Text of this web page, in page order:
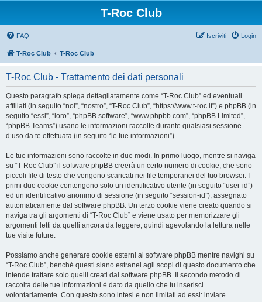
T-Roc Club
FAQ Login
Iscriviti
T-Roc Club T-Roc Club
T-Roc Club - Trattamento dei dati personali
Questo paragrafo spiega dettagliatamente come “T-Roc Club” ed eventuali
affiliati (in seguito “noi”, “nostro”, “T-Roc Club”, “https://www.t-roc.it”) e phpBB (in
seguito “essi”, “loro”, “phpBB software”, “www.phpbb.com”, “phpBB Limited”,
“phpBB Teams”) usano le informazioni raccolte durante qualsiasi sessione
d’uso da te effettuata (in seguito “le tue informazioni”).
Le tue informazioni sono raccolte in due modi. In primo luogo, mentre si naviga
su “T-Roc Club” il software phpBB creerà un certo numero di cookie, che sono
piccoli file di testo che vengono scaricati nei file temporanei del tuo browser. I
primi due cookie contengono solo un identificativo utente (in seguito “user-id”)
ed un identificativo anonimo di sessione (in seguito “session-id”), assegnato
automaticamente dal software phpBB. Un terzo cookie viene creato quando si
naviga tra gli argomenti di “T-Roc Club” e viene usato per memorizzare gli
argomenti letti da quelli ancora da leggere, quindi agevolando la lettura nelle
tue visite future.
Possiamo anche generare cookie esterni al software phpBB mentre navighi su
“T-Roc Club”, benché questi siano estranei agli scopi di questo documento che
intende trattare solo quelli creati dal software phpBB. Il secondo metodo di
raccolta delle tue informazioni è dato da quello che tu inserisci
volontariamente. Con questo sono intesi e non limitati ad essi: inviare